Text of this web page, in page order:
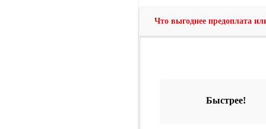
Что выгоднее предоплата
Быстрее!